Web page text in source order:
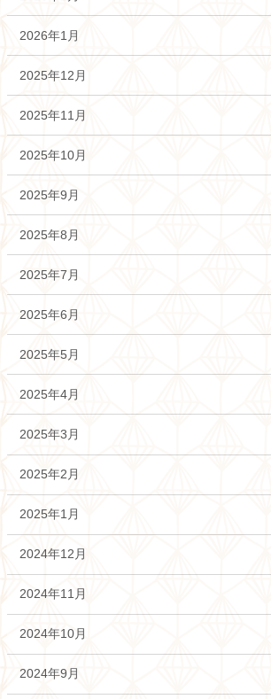
2026年1月
2025年12月
2025年11月
2025年10月
2025年9月
2025年8月
2025年7月
2025年6月
2025年5月
2025年4月
2025年3月
2025年2月
2025年1月
2024年12月
2024年11月
2024年10月
2024年9月